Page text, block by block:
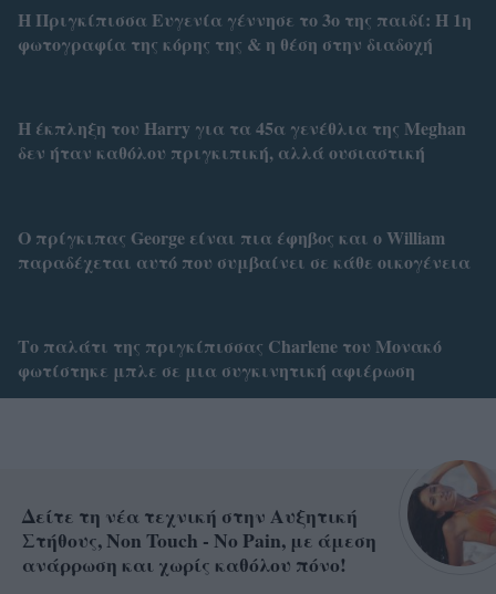
Η Πριγκίπισσα Ευγενία γέννησε το 3ο της παιδί: Η 1η
φωτογραφία της κόρης της & η θέση στην διαδοχή
Η έκπληξη του Harry για τα 45α γενέθλια της Meghan
δεν ήταν καθόλου πριγκιπική, αλλά ουσιαστική
Ο πρίγκιπας George είναι πια έφηβος και ο William
παραδέχεται αυτό που συμβαίνει σε κάθε οικογένεια
Το παλάτι της πριγκίπισσας Charlene του Μονακό
φωτίστηκε μπλε σε μια συγκινητική αφιέρωση
Δείτε τη νέα τεχνική στην Αυξητική
Στήθους, Non Touch - No Pain, με άμεση
ανάρρωση και χωρίς καθόλου πόνο!